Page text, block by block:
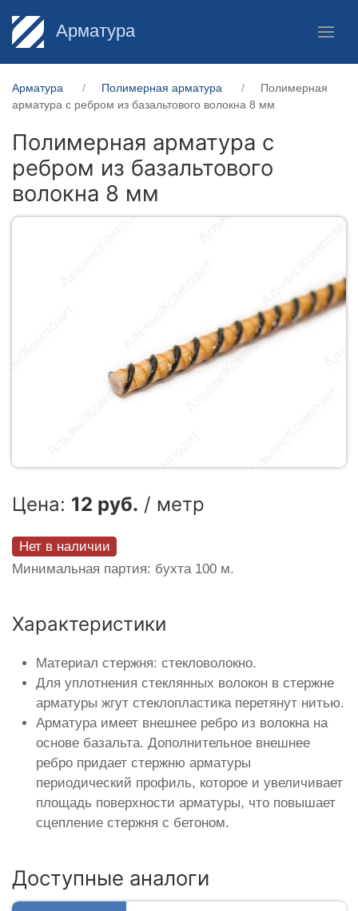
Арматура
Арматура Полимерная арматура
Полимерная
арматура c ребром из базальтового волокна 8 мм
Полимерная арматура c
ребром из базальтового
волокна 8 мм
Цена: 12 руб. / метр
Нет в наличии
Минимальная партия: бухта 100 м.
Характеристики
Материал стержня: стекловолокно.
Для уплотнения стеклянных волокон в стержне
арматуры жгут стеклопластика перетянут нитью.
Арматура имеет внешнее ребро из волокна на
основе базальта. Дополнительное внешнее
ребро придает стержню арматуры
периодический профиль, которое и увеличивает
площадь поверхности арматуры, что повышает
сцепление стержня с бетоном.
Доступные аналоги